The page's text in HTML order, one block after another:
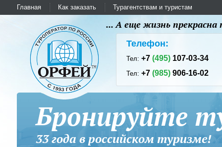
Главная Как заказать Турагентствам и туристам
... А еще жизнь
Телефон:
Тел:+7(495) 107-03-34
Тел:+7(985) 906-16-02
Бронируйте
33 года в российском